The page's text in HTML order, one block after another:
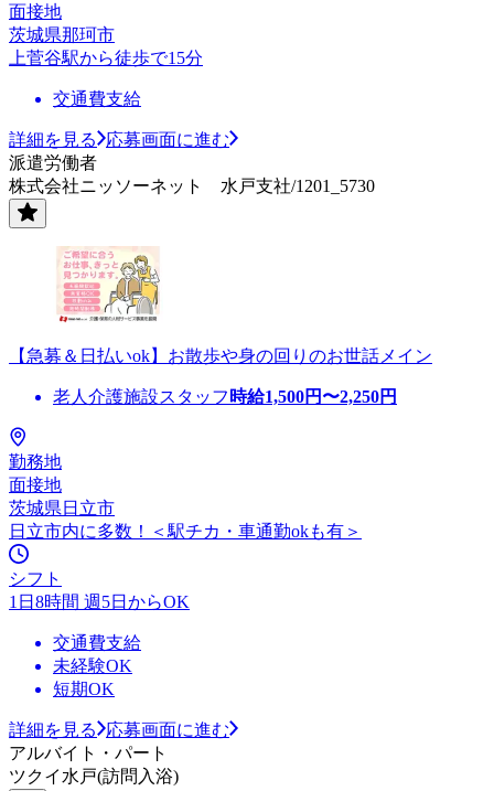
面接地
茨城県那珂市
上菅谷駅から徒歩で15分
交通費支給
詳細を見る
応募画面に進む
派遣労働者
株式会社ニッソーネット 水戸支社/1201_5730
【急募＆日払いok】お散歩や身の回りのお世話メイン
老人介護施設スタッフ 時給1,500円〜2,250円
勤務地
面接地
茨城県日立市
日立市内に多数！＜駅チカ・車通勤okも有＞
シフト
1日8時間 週5日からOK
交通費支給
未経験OK
短期OK
詳細を見る
応募画面に進む
アルバイト・パート
ツクイ水戸(訪問入浴)